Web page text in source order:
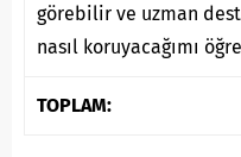
görebilir ve uzman
nasıl koruyacağımı
TOPLAM: